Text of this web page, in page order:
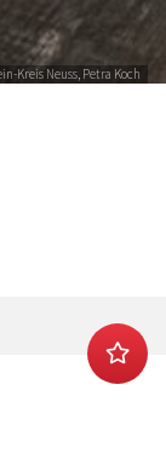
Kreis Neuss, Petra Koch